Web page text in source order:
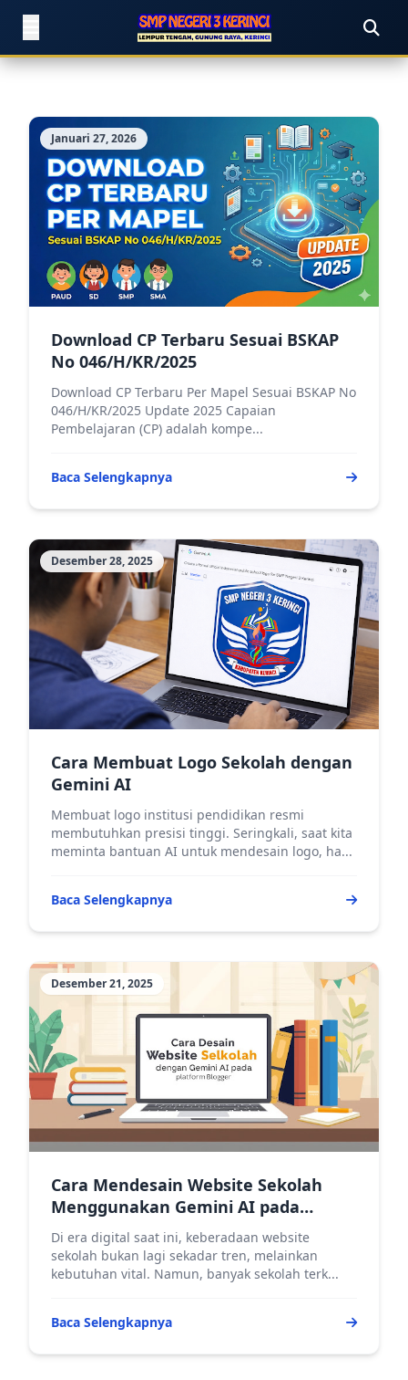
Januari 27, 2026
Download CP Terbaru Sesuai BSKAP
No 046/H/KR/2025
Download CP Terbaru Per Mapel Sesuai BSKAP No
046/H/KR/2025 Update 2025 Capaian
Pembelajaran (CP) adalah kompe...
Baca Selengkapnya
Desember 28, 2025
Cara Membuat Logo Sekolah dengan
Gemini AI
Membuat logo institusi pendidikan resmi
membutuhkan presisi tinggi. Seringkali, saat kita
meminta bantuan AI untuk mendesain logo, ha...
Baca Selengkapnya
Desember 21, 2025
Cara Mendesain Website Sekolah
Menggunakan Gemini AI pada
Platform Blogger
Di era digital saat ini, keberadaan website
sekolah bukan lagi sekadar tren, melainkan
kebutuhan vital. Namun, banyak sekolah terk...
Baca Selengkapnya